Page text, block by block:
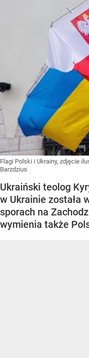
Flagi Polski i Ukrainy, zdjęcie
Barzdzius
Ukraiński teolog
w Ukrainie została
sporach na
wymienia także